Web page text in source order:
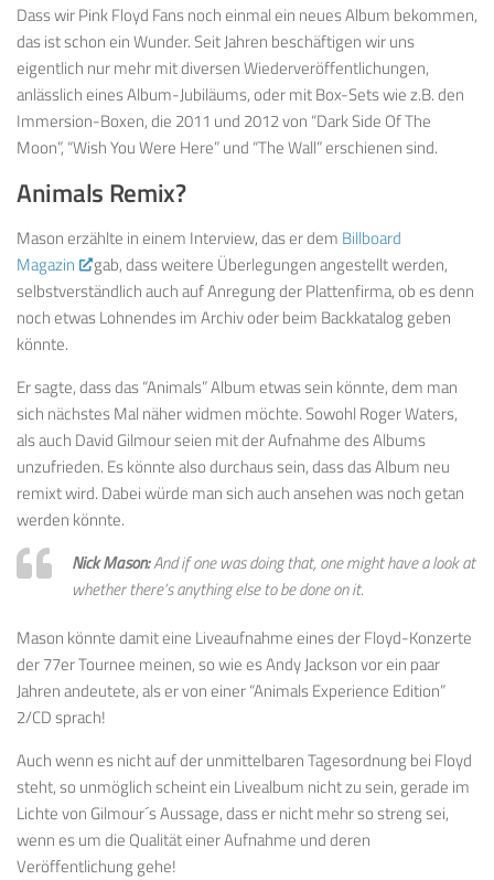
Dass wir Pink Floyd Fans noch einmal ein neues Album bekommen,
das ist schon ein Wunder. Seit Jahren beschäftigen wir uns
eigentlich nur mehr mit diversen Wiederveröffentlichungen,
anlässlich eines Album-Jubiläums, oder mit Box-Sets wie z.B. den
Immersion-Boxen, die 2011 und 2012 von “Dark Side Of The
Moon”, “Wish You Were Here” und “The Wall” erschienen sind.
Animals Remix?
Mason erzählte in einem Interview, das er dem Billboard
Magazin
gab, dass weitere Überlegungen angestellt werden,
selbstverständlich auch auf Anregung der Plattenfirma, ob es denn
noch etwas Lohnendes im Archiv oder beim Backkatalog geben
könnte.
Er sagte, dass das “Animals” Album etwas sein könnte, dem man
sich nächstes Mal näher widmen möchte. Sowohl Roger Waters,
als auch David Gilmour seien mit der Aufnahme des Albums
unzufrieden. Es könnte also durchaus sein, dass das Album neu
remixt wird. Dabei würde man sich auch ansehen was noch getan
werden könnte.
Nick Mason:And if one was doing that, one might have a look at
whether there’s anything else to be done on it.
Mason könnte damit eine Liveaufnahme eines der Floyd-Konzerte
der 77er Tournee meinen, so wie es Andy Jackson vor ein paar
Jahren andeutete, als er von einer “Animals Experience Edition”
2/CD sprach!
Auch wenn es nicht auf der unmittelbaren Tagesordnung bei Floyd
steht, so unmöglich scheint ein Livealbum nicht zu sein, gerade im
Lichte von Gilmour´s Aussage, dass er nicht mehr so streng sei,
wenn es um die Qualität einer Aufnahme und deren
Veröffentlichung gehe!